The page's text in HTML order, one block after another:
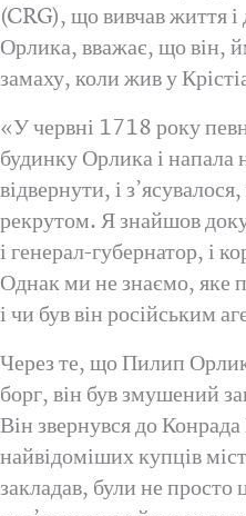
(CRG), що вивчав життя і
Орлика, вважає, що він,
замаху, коли жив у
«У червні 1718 року
будинку Орлика і напала
відвернути, і
рекрутом. Я знайшов
і генерал-губернатор, і
Однак ми не знаємо, яке
і чи був він російським
Через те, що Пилип Орлик
борг, він був змушений
Він звернувся до
найвідоміших купців
закладав, були не